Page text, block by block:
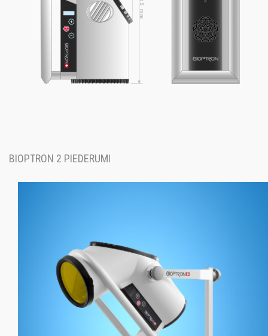
BIOPTRON 2 PIEDERUMI